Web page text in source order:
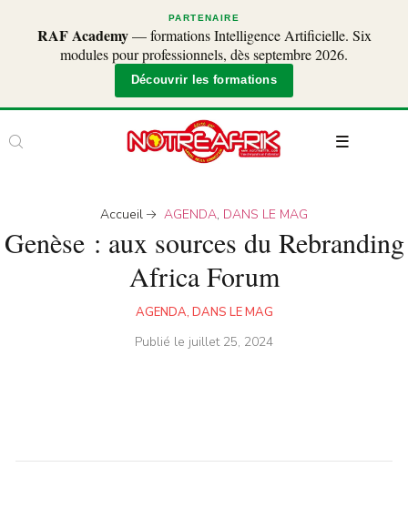
PARTENAIRE
RAF Academy— formations Intelligence Artificielle. Six
modules pour professionnels, dès septembre 2026.
Découvrir les formations
Accueil AGENDA, DANS LE MAG
Genèse : aux sources du Rebranding
Africa Forum
AGENDA, DANS LE MAG
Publié le juillet 25, 2024